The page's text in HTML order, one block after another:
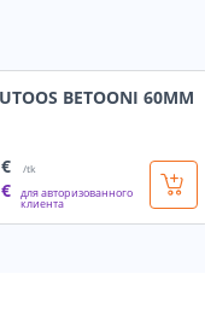
BETOONI 60MM
/tk
для авторизованного
клиента